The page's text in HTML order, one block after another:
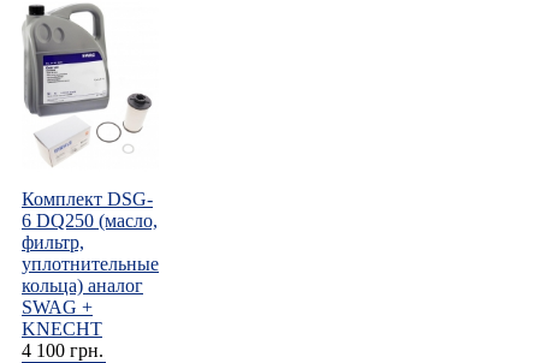
Комплект DSG-
6 DQ250 (масло,
фильтр,
уплотнительные
кольца) аналог
SWAG +
KNECHТ
4 100 грн.